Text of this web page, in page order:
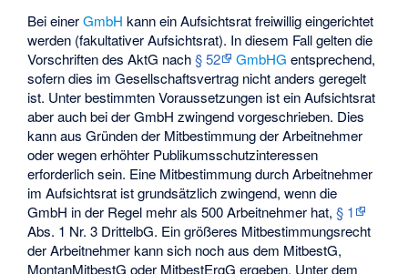
Bei einerGmbH kann ein Aufsichtsrat freiwillig eingerichtet
werden (fakultativer Aufsichtsrat). In diesem Fall gelten die
Vorschriften des AktG nach§ 52 GmbHG entsprechend,
sofern dies im Gesellschaftsvertrag nicht anders geregelt
ist. Unter bestimmten Voraussetzungen ist ein Aufsichtsrat
aber auch bei der GmbH zwingend vorgeschrieben. Dies
kann aus Gründen der Mitbestimmung der Arbeitnehmer
oder wegen erhöhter Publikumsschutzinteressen
erforderlich sein. Eine Mitbestimmung durch Arbeitnehmer
im Aufsichtsrat ist grundsätzlich zwingend, wenn die
GmbH in der Regel mehr als 500 Arbeitnehmer hat,§ 1
Abs. 1 Nr. 3 DrittelbG. Ein größeres Mitbestimmungsrecht
der Arbeitnehmer kann sich noch aus dem MitbestG,
MontanMitbestG oder MitbestErgG ergeben. Unter dem